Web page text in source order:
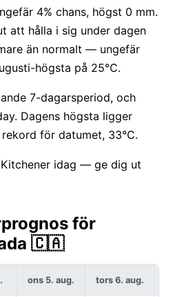
4% chans, högst 0 mm.
att hålla i sig under dagen
än normalt — ungefär
högsta på 25°C.
7-dagarsperiod, och
Dagens högsta ligger
för datumet, 33°C.
idag — ge dig ut
för
🇨🇦
ons 5. aug. tors 6. aug.